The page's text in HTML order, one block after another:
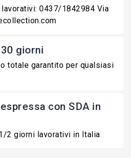
0437/1842984 Via
giorni
totale garantito per qualsiasi
con SDA in
2 giorni lavorativi in Italia